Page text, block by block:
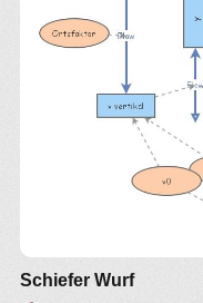
Schiefer Wurf